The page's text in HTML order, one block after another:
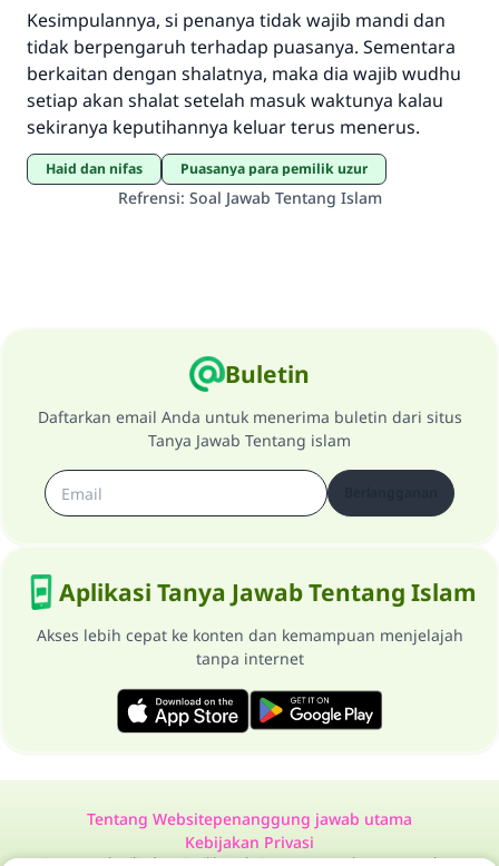
Kesimpulannya, si penanya tidak wajib mandi dan
tidak berpengaruh terhadap puasanya. Sementara
berkaitan dengan shalatnya, maka dia wajib wudhu
setiap akan shalat setelah masuk waktunya kalau
sekiranya keputihannya keluar terus menerus.
haid dan nifas Puasanya para pemilik uzur
Refrensi: Soal Jawab Tentang Islam
Buletin
Daftarkan email Anda untuk menerima buletin dari situs
Tanya Jawab Tentang islam
Aplikasi Tanya Jawab Tentang Islam
Akses lebih cepat ke konten dan kemampuan menjelajah
tanpa internet
Tentang Websitepenanggung jawab utama
Kebijakan Privasi